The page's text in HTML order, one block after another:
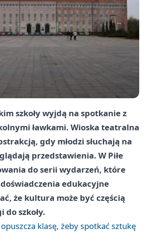
szkoły wyjdą na spotkanie z
ławkami. Wioska teatralna
gdy młodzi słuchają na
przedstawienia. W Piłe
do serii wydarzeń, które
edukacyjne
że kultura może być częścią
do szkoły.
klasę, żeby spotkać sztukę